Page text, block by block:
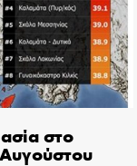
στο